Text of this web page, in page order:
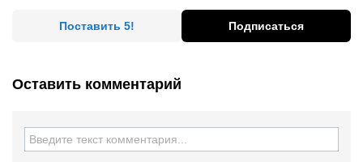
Поставить 5! Подписаться
Оставить комментарий